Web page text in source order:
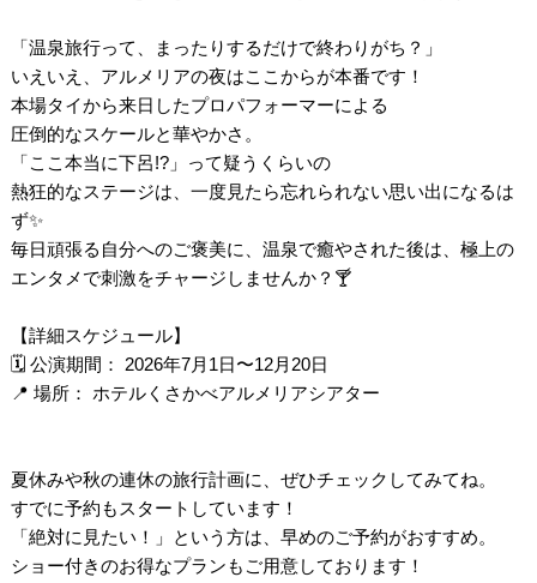
「温泉旅行って、まったりするだけで終わりがち？」
いえいえ、アルメリアの夜はここからが本番です！
本場タイから来日したプロパフォーマーによる
圧倒的なスケールと華やかさ。
「ここ本当に下呂!?」って疑うくらいの
熱狂的なステージは、一度見たら忘れられない思い出になるは
ず✨
毎日頑張る自分へのご褒美に、温泉で癒やされた後は、極上の
エンタメで刺激をチャージしませんか？🍸
【詳細スケジュール】
🗓 公演期間： 2026年7月1日〜12月20日
📍 場所： ホテルくさかべアルメリアシアター
夏休みや秋の連休の旅行計画に、ぜひチェックしてみてね。
すでに予約もスタートしています！
「絶対に見たい！」という方は、早めのご予約がおすすめ。
ショー付きのお得なプランもご用意しております！